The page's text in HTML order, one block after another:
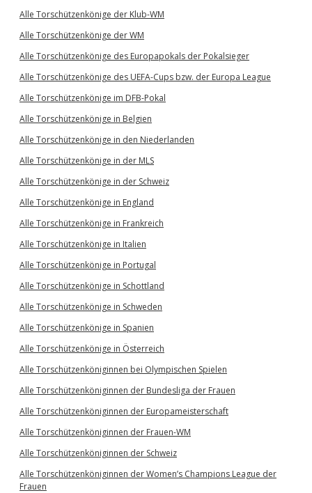
Alle Torschützenkönige der Klub-WM
Alle Torschützenkönige der WM
Alle Torschützenkönige des Europapokals der Pokalsieger
Alle Torschützenkönige des UEFA-Cups bzw. der Europa League
Alle Torschützenkönige im DFB-Pokal
Alle Torschützenkönige in Belgien
Alle Torschützenkönige in den Niederlanden
Alle Torschützenkönige in der MLS
Alle Torschützenkönige in der Schweiz
Alle Torschützenkönige in England
Alle Torschützenkönige in Frankreich
Alle Torschützenkönige in Italien
Alle Torschützenkönige in Portugal
Alle Torschützenkönige in Schottland
Alle Torschützenkönige in Schweden
Alle Torschützenkönige in Spanien
Alle Torschützenkönige in Österreich
Alle Torschützenköniginnen bei Olympischen Spielen
Alle Torschützenköniginnen der Bundesliga der Frauen
Alle Torschützenköniginnen der Europameisterschaft
Alle Torschützenköniginnen der Frauen-WM
Alle Torschützenköniginnen der Schweiz
Alle Torschützenköniginnen der Women’s Champions League der
Frauen